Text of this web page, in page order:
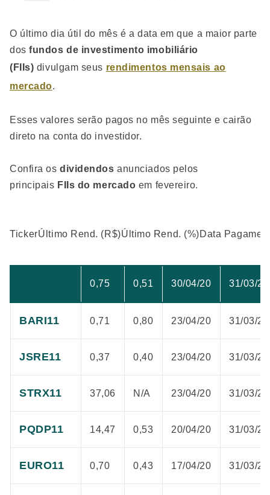
O último dia útil do mês é a data em que a maior parte
dosfundos de investimento imobiliário
(FIIs) divulgam seus rendimentos mensais ao
mercado.
Esses valores serão pagos no mês seguinte e cairão
direto na conta do investidor.
Confira osdividendos anunciados pelos
principais FIIs do mercado em fevereiro.
TickerÚltimo Rend. (R$)Último Rend. (%)Data
0,75 0,51 30/04/20 31/03/20
BARI11 0,71 0,80 23/04/20 31/03/20
JSRE11 0,37 0,40 23/04/20 31/03/20
STRX11 37,06 N/A 23/04/20 31/03/20
PQDP11 14,47 0,53 20/04/20 31/03/20
EURO11 0,70 0,43 17/04/20 31/03/20